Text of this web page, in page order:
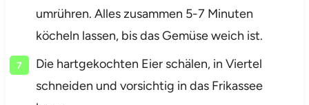
umrühren. Alles zusammen 5-7 Minuten
köcheln lassen, bis das Gemüse weich ist.
Die hartgekochten Eier schälen, in Viertel
schneiden und vorsichtig in das Frikassee